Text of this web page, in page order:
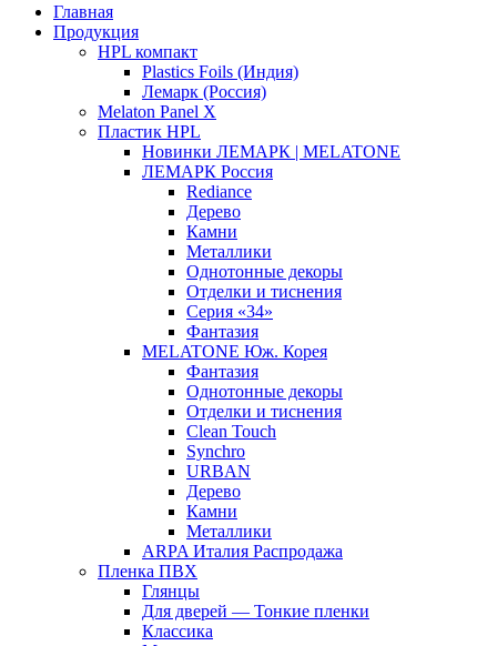
Главная
Продукция
HPL компакт
Plastics Foils (Индия)
Лемарк (Россия)
Melaton Panel X
Пластик HPL
Новинки ЛЕМАРК | MELATONE
ЛЕМАРК Россия
Rediance
Дерево
Камни
Металлики
Однотонные декоры
Отделки и тиснения
Серия «34»
Фантазия
MELATONE Юж. Корея
Фантазия
Однотонные декоры
Отделки и тиснения
Clean Touch
Synchro
URBAN
Дерево
Камни
Металлики
ARPA Италия Распродажа
Пленка ПВХ
Глянцы
Для дверей — Тонкие пленки
Классика